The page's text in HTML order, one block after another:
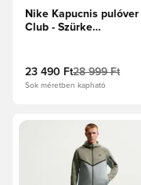
Nike Kapucnis pulóver
Club - Szürke
23 490 Ft28 999 Ft
Sok méretben kapható
Megnyit egy modált